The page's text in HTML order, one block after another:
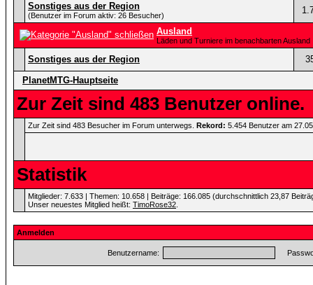
Sonstiges aus der Region
(Benutzer im Forum aktiv: 26 Besucher)
Ausland
Läden und Turniere im benachbarten Ausland
Sonstiges aus der Region
PlanetMTG-Hauptseite
Zur Zeit sind 483 Benutzer online.
Zur Zeit sind 483 Besucher im Forum unterwegs. Rekord: 5.454 Benutzer am
Statistik
Mitglieder: 7.633 | Themen: 10.658 | Beiträge: 166.085 (durchschnittlich 23,87
Unser neuestes Mitglied heißt: TimoRose32
Anmelden
Benutzername: